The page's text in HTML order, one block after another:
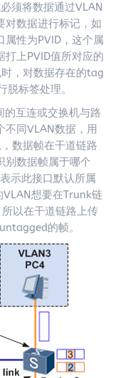
须将数据通过VLAN
对数据进行标记，如
属性为PVID，这个属
上PVID值所对应的
，对数据存在的tag
标签处理。
互连或交换机与路
不同VLAN数据，用
数据帧在干道链路
别数据帧属于哪个
示此接口默认所属
VLAN想要在Trunk链
以在干道链路上传
的帧。